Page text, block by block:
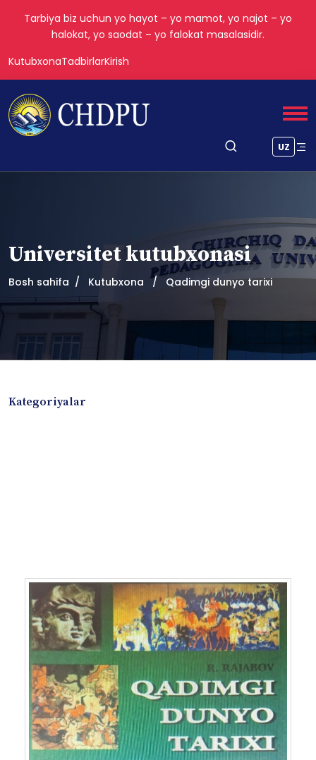
Tarbiya biz uchun yo hayot – yo mamot, yo najot – yo
halokat, yo saodat – yo falokat masalasidir.
KutubxonaTadbirlarKirish
UZ
Universitet kutubxonasi
Bosh sahifa Kutubxona Qadimgi dunyo tarixi
Kategoriyalar